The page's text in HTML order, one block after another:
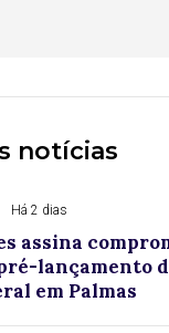
notícias
Há 2 dias
assina
lançamento
em Palmas